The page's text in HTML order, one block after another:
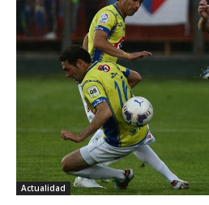
Actualidad